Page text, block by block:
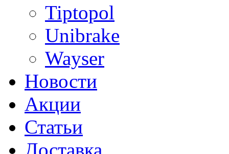
Tiptopol
Unibrake
Wayser
Новости
Акции
Статьи
Доставка